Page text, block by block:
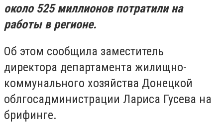
около 525 миллионов потратили на
работы в регионе.
Об этом сообщила заместитель
директора департамента жилищно-
коммунального хозяйства Донецкой
облгосадминистрации Лариса Гусева на
брифинге.